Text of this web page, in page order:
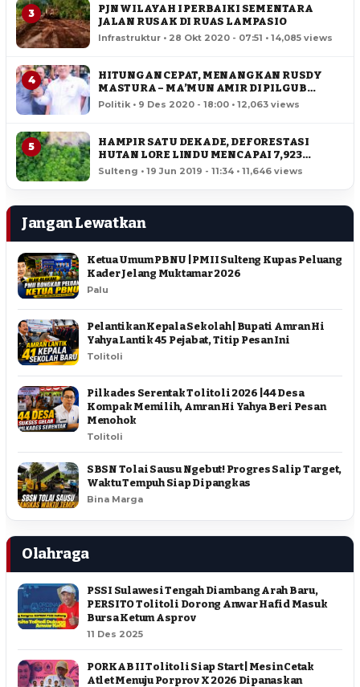
3
PJN WILAYAH I PERBAIKI SEMENTARA
JALAN RUSAK DI RUAS LAMPASIO
Infrastruktur • 28 Okt 2020 - 07:51 • 14,085 views
4
HITUNGAN CEPAT, MENANGKAN RUSDY
MASTURA – MA’MUN AMIR DI PILGUB
SULTENG
Politik • 9 Des 2020 - 18:00 • 12,063 views
5
HAMPIR SATU DEKADE, DEFORESTASI
HUTAN LORE LINDU MENCAPAI 7,923
HEKTAR
Sulteng • 19 Jun 2019 - 11:34 • 11,646 views
Jangan Lewatkan
Ketua Umum PBNU | PMII Sulteng Kupas Peluang
Kader Jelang Muktamar 2026
Palu
Pelantikan Kepala Sekolah | Bupati Amran Hi
Yahya Lantik 45 Pejabat, Titip Pesan Ini
Tolitoli
Pilkades Serentak Tolitoli 2026 | 44 Desa
Kompak Memilih, Amran Hi Yahya Beri Pesan
Menohok
Tolitoli
SBSN Tolai Sausu Ngebut! Progres Salip Target,
Waktu Tempuh Siap Dipangkas
Bina Marga
Olahraga
PSSI Sulawesi Tengah Diambang Arah Baru,
PERSITO Tolitoli Dorong Anwar Hafid Masuk
Bursa Ketum Asprov
11 Des 2025
PORKAB II Tolitoli Siap Start | Mesin Cetak
Atlet Menuju Porprov X 2026 Dipanaskan